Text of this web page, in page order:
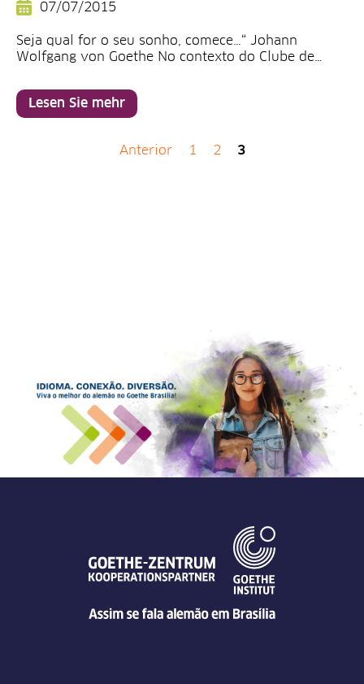
07/07/2015
Seja qual for o seu sonho, comece…“ Johann
Wolfgang von Goethe No contexto do Clube de…
Lesen Sie mehr
Anterior 1 2 3